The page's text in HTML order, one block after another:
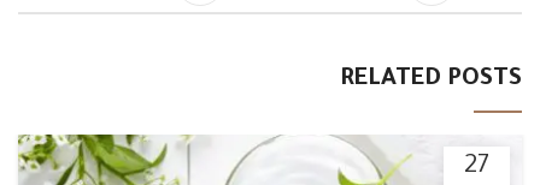
RELATED POSTS
27